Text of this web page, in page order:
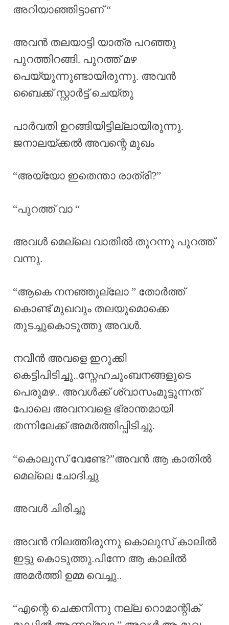
അറിയാഞ്ഞിട്ടാണ് “
അവൻ തലയാട്ടി യാത്ര പറഞ്ഞു
പുറത്തിറങ്ങി. പുറത്ത് മഴ
പെയ്യുന്നുണ്ടായിരുന്നു. അവൻ
ബൈക്ക് സ്റ്റാർട്ട്‌ ചെയ്തു
പാർവതി ഉറങ്ങിയിട്ടില്ലായിരുന്നു.
ജനാലയ്ക്കൽ അവന്റെ മുഖം
“അയ്യോ ഇതെന്താ രാത്രി?”
“പുറത്ത് വാ “
അവൾ മെല്ലെ വാതിൽ തുറന്നു പുറത്ത്
വന്നു.
“ആകെ നനഞ്ഞുല്ലോ ” തോർത്ത്‌
കൊണ്ട് മുഖവും തലയുമൊക്കെ
തുടച്ചുകൊടുത്തു അവൾ.
നവീൻ അവളെ ഇറുക്കി
കെട്ടിപിടിച്ചു..സ്നേഹചുംബനങ്ങളുടെ
പെരുമഴ.. അവൾക്ക് ശ്വാസംമുട്ടുന്നത്
പോലെ അവനവളെ ഭ്രാന്തമായി
തന്നിലേക്ക് അമർത്തിപ്പിടിച്ചു.
“കൊലുസ് വേണ്ടേ?”അവൻ ആ കാതിൽ
മെല്ലെ ചോദിച്ചു
അവൾ ചിരിച്ചു
അവൻ നിലത്തിരുന്നു കൊലുസ് കാലിൽ
ഇട്ടു കൊടുത്തു.പിന്നേ ആ കാലിൽ
അമർത്തി ഉമ്മ വെച്ചു..
“എന്റെ ചെക്കനിന്നു നല്ല റൊമാന്റിക്